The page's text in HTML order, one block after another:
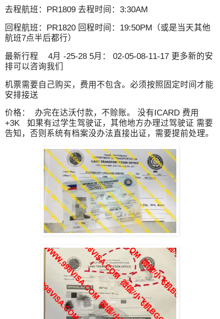
去程航班：PR1809 去程时间：3:30AM
回程航班：PR1820 回程时间：19:50PM（或是当天其他
航班7点半后都行）
最新行程 4月 -25-28 5月： 02-05-08-11-17 更多新的安
排可以咨询我们
机票需要自己购买，费用不包含。必须按照固定时间才能
安排接送
价格： 办完在达沃付款，不赊账。 没有ICARD 费用
+3K 如果有过学生驾驶证，其他地方办理过驾驶证 需要
告知，否则系统有档案没办法直接出证，需要提前处理。